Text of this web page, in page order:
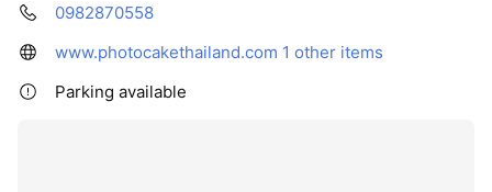
0982870558
www.photocakethailand.com 1 other items
Parking available